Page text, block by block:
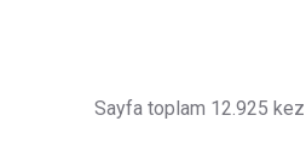
Sayfa toplam 12.925